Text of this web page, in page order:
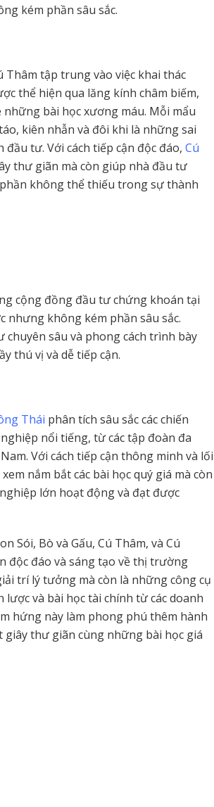
kém phần sâu sắc.
tập trung vào việc khai thác
thể hiện qua lăng kính châm biếm,
bài học xương máu. Mỗi mẩu
kiên nhẫn và đôi khi là những sai
tư. Với cách tiếp cận độc đáo, Cú
thư giãn mà còn giúp nhà đầu tư
không thể thiếu trong sự thành
cộng đồng đầu tư chứng khoán tại
nhưng không kém phần sâu sắc.
sâu và phong cách trình bày
thú vị và dễ tiếp cận.
Thái phân tích sâu sắc các chiến
nổi tiếng, từ các tập đoàn đa
Với cách tiếp cận thông minh và lối
nắm bắt các bài học quý giá mà còn
lớn hoạt động và đạt được
Sói, Bò và Gấu, Cú Thâm, và Cú
độc đáo và sáng tạo về thị trường
trí lý tưởng mà còn là những công cụ
và bài học tài chính từ các doanh
hứng này làm phong phú thêm hành
thư giãn cùng những bài học giá